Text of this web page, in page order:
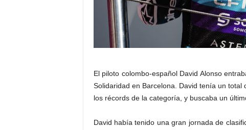
El piloto colombo-español David Alonso
Solidaridad en Barcelona. David tenía un
los récords de la categoría, y buscaba un
David había tenido una gran jornada de